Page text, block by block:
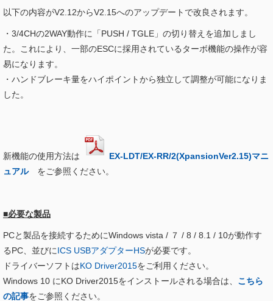
以下の内容がV2.12からV2.15へのアップデートで改良されます。
・3/4CHの2WAY動作に「PUSH / TGLE」の切り替えを追加しまし
た。これにより、一部のESCに採用されているターボ機能の操作が容
易になります。
・ハンドブレーキ量をハイポイントから独立して調整が可能になりま
した。
新機能の使用方法は
EX-LDT/EX-RR/2(XpansionVer2.15)マニ
ュアルをご参照ください。
■必要な製品
PCと製品を接続するためにWindows vista / ７ / 8 / 8.1 / 10が動作す
るPC、並びにICS USBアダプターHSが必要です。
ドライバーソフトはKO Driver2015をご利用ください。
Windows 10 にKO Driver2015をインストールされる場合は、 こちら
の記事をご参照ください。